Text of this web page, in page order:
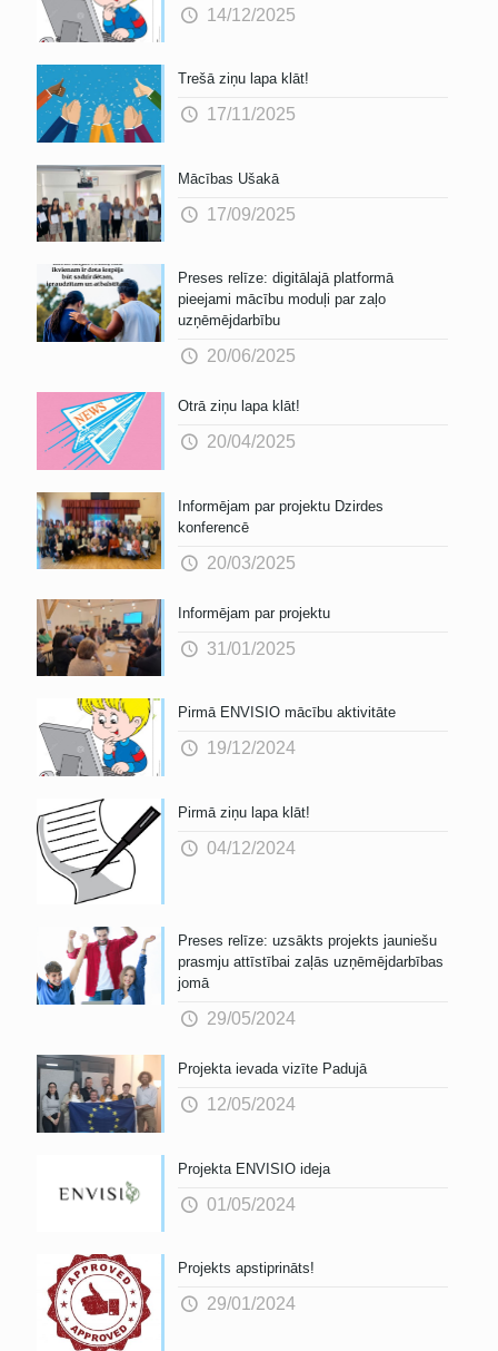
14/12/2025
Trešā ziņu lapa klāt!
17/11/2025
Mācības Ušakā
17/09/2025
Preses relīze: digitālajā platformā
pieejami mācību moduļi par zaļo
uzņēmējdarbību
20/06/2025
Otrā ziņu lapa klāt!
20/04/2025
Informējam par projektu Dzirdes
konferencē
20/03/2025
Informējam par projektu
31/01/2025
Pirmā ENVISIO mācību aktivitāte
19/12/2024
Pirmā ziņu lapa klāt!
04/12/2024
Preses relīze: uzsākts projekts jauniešu
prasmju attīstībai zaļās uzņēmējdarbības
jomā
29/05/2024
Projekta ievada vizīte Padujā
12/05/2024
Projekta ENVISIO ideja
01/05/2024
Projekts apstiprināts!
29/01/2024